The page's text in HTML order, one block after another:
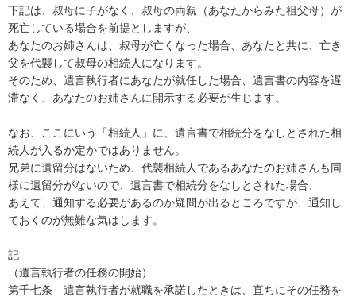
下記は、叔母に子がなく、叔母の両親（あなたからみた祖父母）が
死亡している場合を前提としますが、
あなたのお姉さんは、叔母が亡くなった場合、あなたと共に、亡き
父を代襲して叔母の相続人になります。
そのため、遺言執行者にあなたが就任した場合、遺言書の内容を遅
滞なく、あなたのお姉さんに開示する必要が生じます。
なお、ここにいう「相続人」に、遺言書で相続分をなしとされた相
続人が入るか定かではありません。
兄弟に遺留分はないため、代襲相続人であるあなたのお姉さんも同
様に遺留分がないので、遺言書で相続分をなしとされた場合、
あえて、通知する必要があるのか疑問が出るところですが、通知し
ておくのが無難な気はします。
記
（遺言執行者の任務の開始）
第千七条　遺言執行者が就職を承諾したときは、直ちにその任務を